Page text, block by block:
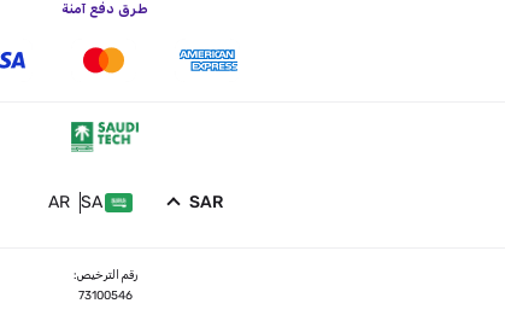
طرق دفع آمنة
SA
AR SAR
رقم الترخيص:
73100546